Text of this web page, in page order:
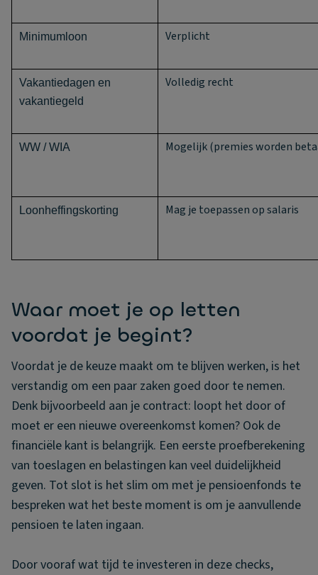
Minimumloon Verplicht
Vakantiedagen en
vakantiegeld
Volledig recht
WW / WIA Mogelijk (premies worden
Loonheffingskorting Mag je toepassen op salaris
Waar moet je op letten
voordat je begint?
Voordat je de keuze maakt om te blijven werken, is het
verstandig om een paar zaken goed door te nemen.
Denk bijvoorbeeld aan je contract: loopt het door of
moet er een nieuwe overeenkomst komen? Ook de
financiële kant is belangrijk. Een eerste proefberekening
van toeslagen en belastingen kan veel duidelijkheid
geven. Tot slot is het slim om met je pensioenfonds te
bespreken wat het beste moment is om je aanvullende
pensioen te laten ingaan.
Door vooraf wat tijd te investeren in deze checks,